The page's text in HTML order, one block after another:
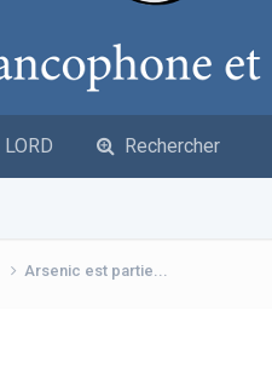
LORD Rechercher
Arsenic est partie...